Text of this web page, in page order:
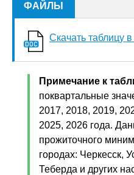
ФАЙЛЫ
Скачать таблицу
Примечание к
поквартальные
2017, 2018, 2019,
2025, 2026 года.
прожиточного
городах: Черкесск,
Теберда и других